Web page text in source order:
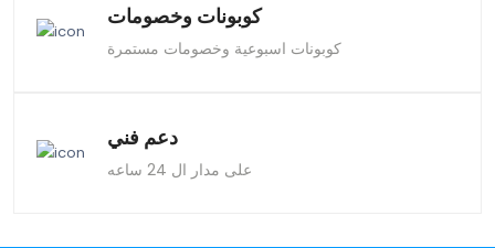
كوبونات وخصومات
كوبونات اسبوعية وخصومات مستمرة
دعم فني
على مدار ال 24 ساعه